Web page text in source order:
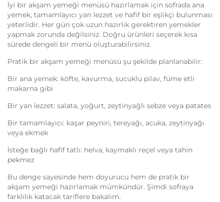
İyi bir akşam yemeği menüsü hazırlamak için sofrada ana
yemek, tamamlayıcı yan lezzet ve hafif bir eşlikçi bulunması
yeterlidir. Her gün çok uzun hazırlık gerektiren yemekler
yapmak zorunda değilsiniz. Doğru ürünleri seçerek kısa
sürede dengeli bir menü oluşturabilirsiniz.
Pratik bir akşam yemeği menüsü şu şekilde planlanabilir:
Bir ana yemek: köfte, kavurma, sucuklu pilav, füme etli
makarna gibi
Bir yan lezzet: salata, yoğurt, zeytinyağlı sebze veya patates
Bir tamamlayıcı: kaşar peyniri, tereyağı, acuka, zeytinyağı
veya ekmek
İsteğe bağlı hafif tatlı: helva, kaymaklı reçel veya tahin
pekmez
Bu denge sayesinde hem doyurucu hem de pratik bir
akşam yemeği hazırlamak mümkündür. Şimdi sofraya
farklılık katacak tariflere bakalım.